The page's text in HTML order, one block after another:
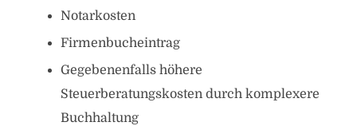
Notarkosten
Firmenbucheintrag
Gegebenenfalls höhere
Steuerberatungskosten durch komplexere
Buchhaltung